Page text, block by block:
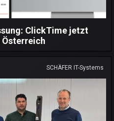
ClickTime jetzt
Österreich
SCHÄFER IT-Systems